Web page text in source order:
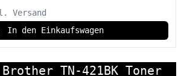
Versand
In den Einkaufswagen
TN-421BK Toner